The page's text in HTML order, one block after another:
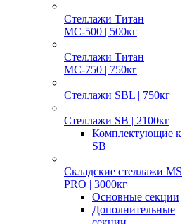
Стеллажи Титан
МС-500 | 500кг
Стеллажи Титан
МС-750 | 750кг
Стеллажи SBL | 750кг
Стеллажи SB | 2100кг
Комплектующие к
SB
Складские стеллажи MS
PRO | 3000кг
Основные секции
Дополнительные